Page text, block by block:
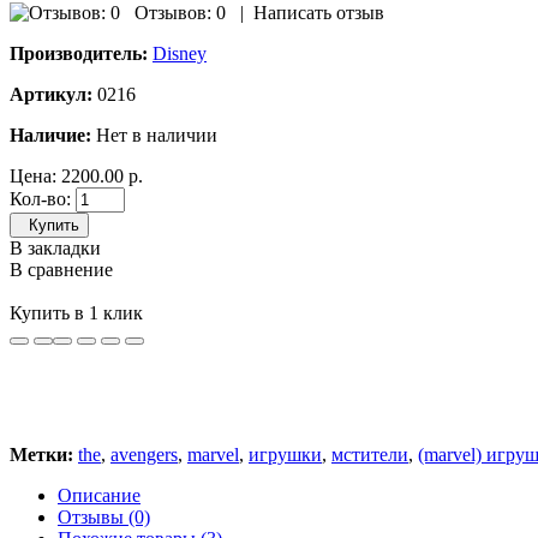
Отзывов: 0 | Написать отзыв
Производитель: Disney
Артикул: 0216
Наличие: Нет в наличии
Цена: 2200.00 р.
Кол-во:
Купить
В закладки
В сравнение
Купить в 1 клик
Метки: the, avengers, marvel, игрушки, мстители, (marvel)
Описание
Отзывы (0)